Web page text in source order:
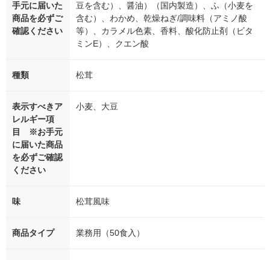
手元に届いた
商品を必ずご
確認ください
豆を含む）、醤油）（国内製造）、ふ（小麦を
含む）、わかめ、乾燥ねぎ/調味料（アミノ酸
等）、カラメル色素、香料、酸化防止剤（ビタ
ミンE）、クエン酸
種類 松茸
表示すべきア
レルギー項
目 ※お手元
に届いた商品
を必ずご確認
ください
小麦、大豆
味 松茸風味
商品タイプ 業務用（50食入）